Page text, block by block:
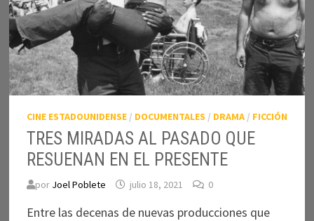
CINE ESTADOUNIDENSE/ DOCUMENTALES / DRAMA/ FICCIÓN
TRES MIRADAS AL PASADO QUE
RESUENAN EN EL PRESENTE
por Joel Poblete julio 18, 2021 0
Entre las decenas de nuevas producciones que